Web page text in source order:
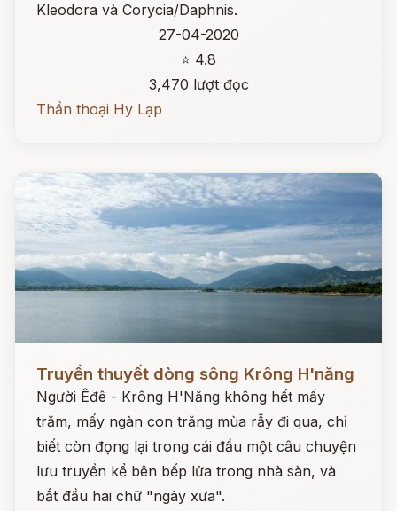
Kleodora và Corycia/Daphnis.
27-04-2020
⭐ 4.8
3,470 lượt đọc
Thần thoại Hy Lạp
Đọc ngay
Truyền thuyết dòng sông Krông H'năng
Người Êđê - Krông H'Năng không hết mấy
trăm, mấy ngàn con trăng mùa rẫy đi qua, chỉ
biết còn đọng lại trong cái đầu một câu chuyện
lưu truyền kể bên bếp lửa trong nhà sàn, và
bắt đầu hai chữ "ngày xưa".